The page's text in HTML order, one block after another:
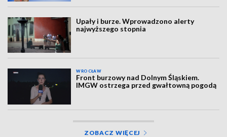
Upały i burze. Wprowadzono alerty
najwyższego stopnia
WROCŁAW
Front burzowy nad Dolnym Śląskiem.
IMGW ostrzega przed gwałtowną pogodą
ZOBACZ WIĘCEJ